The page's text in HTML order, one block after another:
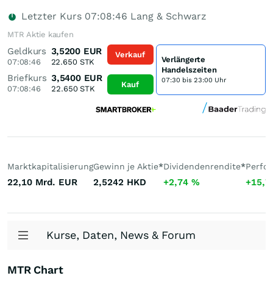
Letzter Kurs 07:08:46 Lang & Schwarz
MTR Aktie kaufen
Geldkurs
07:08:46
3,5200 EUR
22.650STK
Briefkurs
07:08:46
3,5400 EUR
22.650STK
Verkauf
Kauf
Verlängerte
Handelszeiten
07:30 bis 23:00 Uhr
Marktkapitalisierung
22,10 Mrd. EUR
Gewinn je Aktie*
2,5242 HKD
Dividendenrendite*
+2,74 %
Kurse, Daten, News & Forum
MTR Chart